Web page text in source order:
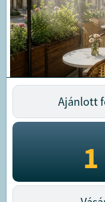
Ajánlott